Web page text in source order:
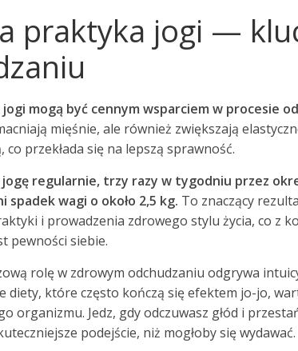
praktyka jogi —
mogą być cennym wsparciem w procesie
mięśnie, ale również zwiększają
przekłada się na lepszą sprawność.
regularnie, trzy razy w tygodniu przez
spadek wagi o około 2,5 kg. To znaczący
i prowadzenia zdrowego stylu życia, co z
pewności siebie.
rolę w zdrowym odchudzaniu odgrywa
diety, które często kończą się efektem jo-jo,
organizmu. Jedz, gdy odczuwasz głód i
podejście, niż mogłoby się wydawać.